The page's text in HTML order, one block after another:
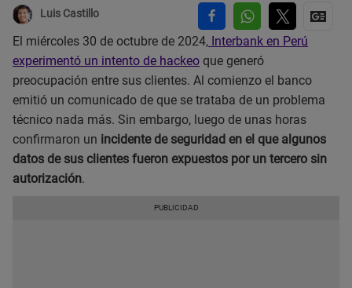
Luis Castillo
El miércoles 30 de octubre de 2024, Interbank en Perú
experimentó un intento de hackeo que generó
preocupación entre sus clientes. Al comienzo el banco
emitió un comunicado de que se trataba de un problema
técnico nada más. Sin embargo, luego de unas horas
confirmaron un incidente de seguridad en el que algunos
datos de sus clientes fueron expuestos por un tercero sin
autorización.